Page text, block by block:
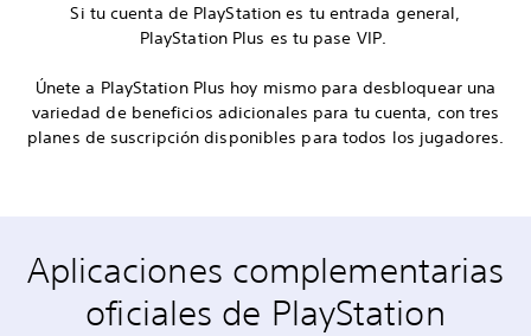
Si tu cuenta de PlayStation es tu entrada general,
PlayStation Plus es tu pase VIP.
Únete a PlayStation Plus hoy mismo para desbloquear una
variedad de beneficios adicionales para tu cuenta, con tres
planes de suscripción disponibles para todos los jugadores.
Aplicaciones complementarias
oficiales de PlayStation